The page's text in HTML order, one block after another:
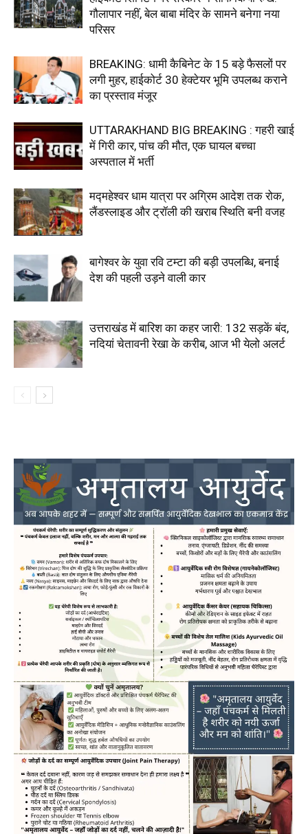
गौलापार नहीं, बेल बाबा मंदिर के सामने बनेगा नया
परिसर
BREAKING: धामी कैबिनेट के 15 बड़े फैसलों पर
लगी मुहर, हाईकोर्ट 30 हेक्टेयर भूमि उपलब्ध कराने
का प्रस्ताव मंजूर
UTTARAKHAND BIG BREAKING : गहरी खाई
में गिरी कार, पांच की मौत, एक घायल बच्चा
अस्पताल में भर्ती
मद्महेश्वर धाम यात्रा पर अग्रिम आदेश तक रोक,
लैंडस्लाइड और ट्रॉली की खराब स्थिति बनी वजह
बागेश्वर के युवा रवि टम्टा की बड़ी उपलब्धि, बनाई
देश की पहली उड़ने वाली कार
उत्तराखंड में बारिश का कहर जारी: 132 सड़कें बंद,
नदियां चेतावनी रेखा के करीब, आज भी येलो अलर्ट